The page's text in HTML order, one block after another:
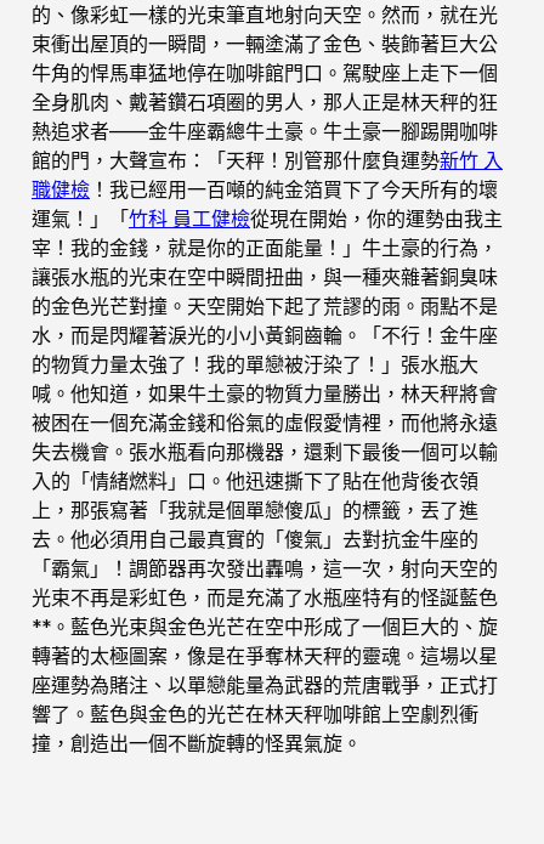
的、像彩虹一樣的光束筆直地射向天空。然而，就在光
束衝出屋頂的一瞬間，一輛塗滿了金色、裝飾著巨大公
牛角的悍馬車猛地停在咖啡館門口。駕駛座上走下一個
全身肌肉、戴著鑽石項圈的男人，那人正是林天秤的狂
熱追求者——金牛座霸總牛土豪。牛土豪一腳踢開咖啡
館的門，大聲宣布：「天秤！別管那什麼負運勢新竹 入
職健檢 ！我已經用一百噸的純金箔買下了今天所有的壞
運氣！」「竹科 員工健檢從現在開始，你的運勢由我主
宰！我的金錢，就是你的正面能量！」牛土豪的行為，
讓張水瓶的光束在空中瞬間扭曲，與一種夾雜著銅臭味
的金色光芒對撞。天空開始下起了荒謬的雨。雨點不是
水，而是閃耀著淚光的小小黃銅齒輪。「不行！金牛座
的物質力量太強了！我的單戀被汙染了！」張水瓶大
喊。他知道，如果牛土豪的物質力量勝出，林天秤將會
被困在一個充滿金錢和俗氣的虛假愛情裡，而他將永遠
失去機會。張水瓶看向那機器，還剩下最後一個可以輸
入的「情緒燃料」口。他迅速撕下了貼在他背後衣領
上，那張寫著「我就是個單戀傻瓜」的標籤，丟了進
去。他必須用自己最真實的「傻氣」去對抗金牛座的
「霸氣」！調節器再次發出轟鳴，這一次，射向天空的
光束不再是彩虹色，而是充滿了水瓶座特有的怪誕藍色
**。藍色光束與金色光芒在空中形成了一個巨大的、旋
轉著的太極圖案，像是在爭奪林天秤的靈魂。這場以星
座運勢為賭注、以單戀能量為武器的荒唐戰爭，正式打
響了。藍色與金色的光芒在林天秤咖啡館上空劇烈衝
撞，創造出一個不斷旋轉的怪異氣旋。